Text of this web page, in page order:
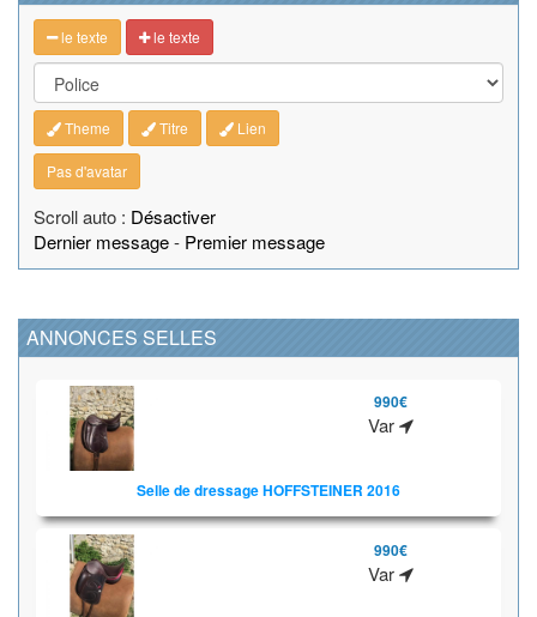
le texte le texte
Theme Titre Lien
Pas d'avatar
Scroll auto : Désactiver
Dernier message- Premier message
ANNONCES SELLES
990€
Var
Selle de dressage HOFFSTEINER 2016
990€
Var